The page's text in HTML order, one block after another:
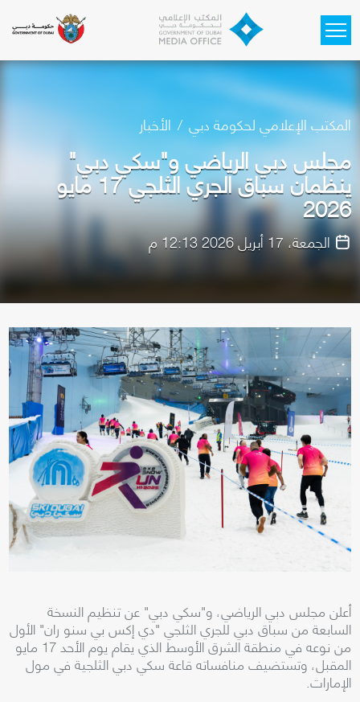
المكتب الإعلامي لحكومة دبي الأخبار
مجلس دبي الرياضي و"سكي دبي"
ينظمان سباق الجري الثلجي 17 مايو
2026
الجمعة، 17 أبريل 2026 12:13 م
أعلن مجلس دبي الرياضي، و"سكي دبي" عن تنظيم النسخة
السابعة من سباق دبي للجري الثلجي "دي إكس بي سنو ران" الأول
من نوعه في منطقة الشرق الأوسط الذي يقام يوم الأحد 17 مايو
المقبل، وتستضيف منافساته قاعة سكي دبي الثلجية في مول
الإمارات.